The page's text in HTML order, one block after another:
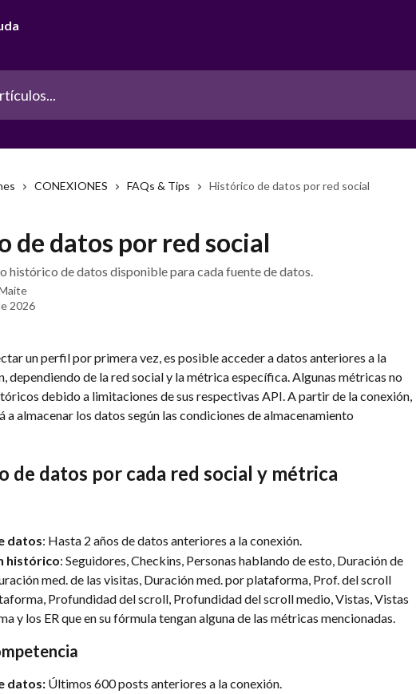
CONEXIONES FAQs & Tips Histórico de datos por red social
de datos por red social
histórico de datos disponible para cada fuente de datos.
2026
un perfil por primera vez, es posible acceder a datos anteriores a la
dependiendo de la red social y la métrica específica. Algunas métricas no
debido a limitaciones de sus respectivas API. A partir de la conexión,
a almacenar los datos según las condiciones de almacenamiento
datos por cada red social y métrica
datos: Hasta 2 años de datos anteriores a la conexión.
histórico: Seguidores, Checkins, Personas hablando de esto, Duración de
med. de las visitas, Duración med. por plataforma, Prof. del scroll
Profundidad del scroll, Profundidad del scroll medio, Vistas, Vistas
y los ER que en su fórmula tengan alguna de las métricas mencionadas.
datos: Últimos 600 posts anteriores a la conexión.